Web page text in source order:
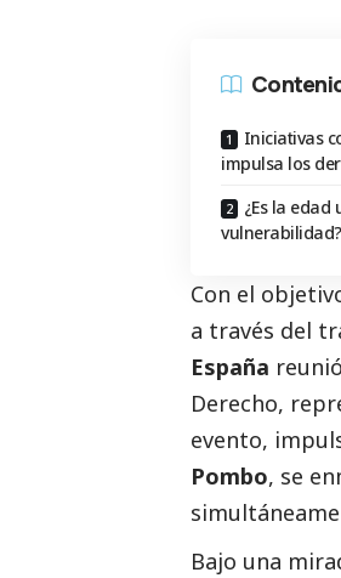
Iniciativas
impulsa los
¿Es la
Con el
a través del
España
Derecho,
evento,
Pombo, se
Bajo una